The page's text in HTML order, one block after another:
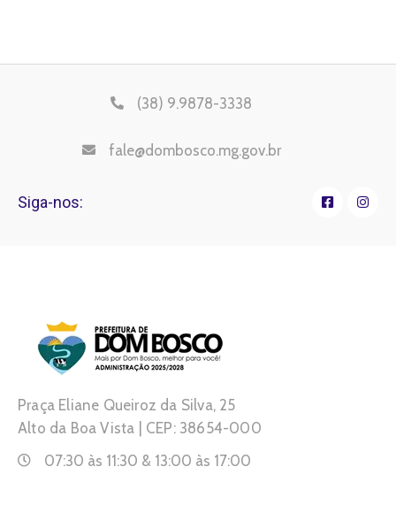
(38) 9.9878-3338
fale@dombosco.mg.gov.br
Siga-nos:
Praça Eliane Queiroz da Silva, 25
Alto da Boa Vista | CEP: 38654-000
07:30 às 11:30 & 13:00 às 17:00